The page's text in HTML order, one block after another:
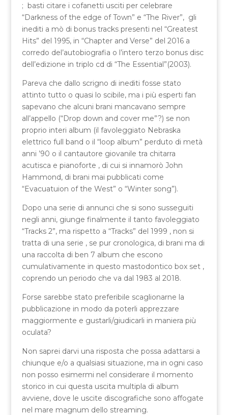
; basti citare i cofanetti usciti per celebrare
“Darkness of the edge of Town” e “The River”, gli
inediti a mò di bonus tracks presenti nel “Greatest
Hits” del 1995, in “Chapter and Verse” del 2016 a
corredo del’autobiografia o l’intero terzo bonus disc
dell’edizione in triplo cd di “The Essential”(2003).
Pareva che dallo scrigno di inediti fosse stato
attinto tutto o quasi lo scibile, ma i più esperti fan
sapevano che alcuni brani mancavano sempre
all’appello (“Drop down and cover me”?) se non
proprio interi album (il favoleggiato Nebraska
elettrico full band o il “loop album” perduto di metà
anni ’90 o il cantautore giovanile tra chitarra
acutisca e pianoforte , di cui si innamorò John
Hammond, di brani mai pubblicati come
“Evacuatuion of the West” o “Winter song”).
Dopo una serie di annunci che si sono susseguiti
negli anni, giunge finalmente il tanto favoleggiato
“Tracks 2”, ma rispetto a “Tracks” del 1999 , non si
tratta di una serie , se pur cronologica, di brani ma di
una raccolta di ben 7 album che escono
cumulativamente in questo mastodontico box set ,
coprendo un periodo che va dal 1983 al 2018.
Forse sarebbe stato preferibile scaglionarne la
pubblicazione in modo da poterli apprezzare
maggiormente e gustarli/giudicarli in maniera più
oculata?
Non saprei darvi una risposta che possa adattarsi a
chiunque e/o a qualsiasi situazione, ma in ogni caso
non posso esimermi nel considerare il momento
storico in cui questa uscita multipla di album
avviene, dove le uscite discografiche sono affogate
nel mare magnum dello streaming.